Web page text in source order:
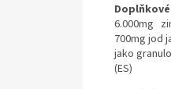
6.000mg
700mg jod
jako
(ES)